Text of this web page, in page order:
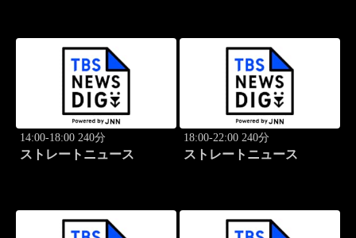
14:00-18:00 240分
ストレートニュース
18:00-22:00 240分
ストレートニュース